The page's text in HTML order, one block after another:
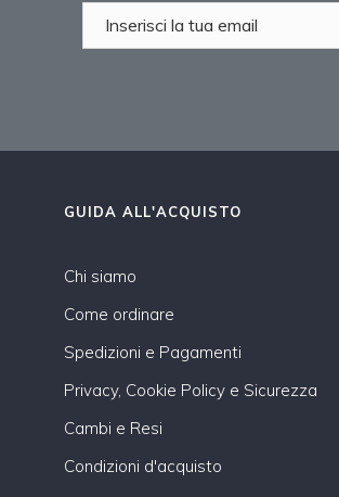
GUIDA ALL'ACQUISTO
Chi siamo
Come ordinare
Spedizioni e Pagamenti
Privacy, Cookie Policy e Sicurezza
Cambi e Resi
Condizioni d'acquisto